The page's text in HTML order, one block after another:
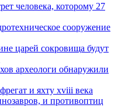
человека, которому 27
сооружение
царей сокровища будут
археологи обнаружили
и яхту xviii века
и противоптиц